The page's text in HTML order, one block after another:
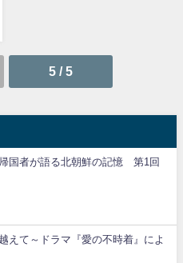
5 / 5
国者が語る北朝鮮の記憶 第1回
えて～ドラマ『愛の不時着』によ